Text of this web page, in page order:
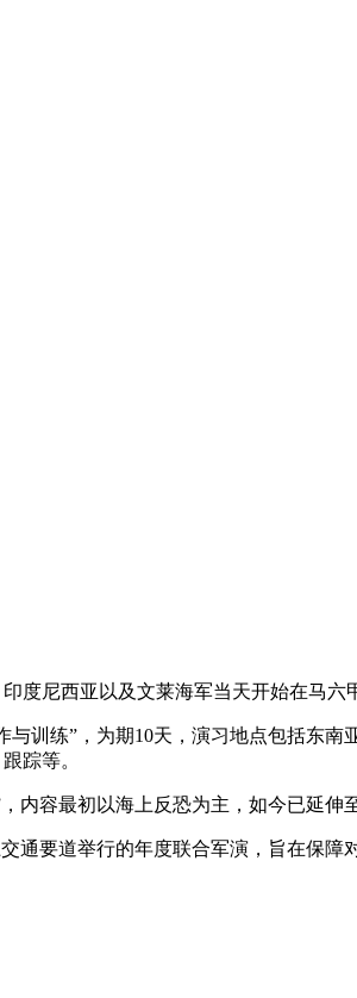
度尼西亚以及文莱海军当天开始在马六
练”，为期10天，演习地点包括东南
踪等。
容最初以海上反恐为主，如今已延伸
要道举行的年度联合军演，旨在保障